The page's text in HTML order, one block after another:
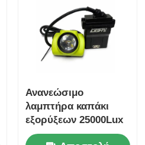
Ανανεώσιμο
λαμπτήρα καπάκι
εξορύξεων 25000Lux
LED ορυκτής